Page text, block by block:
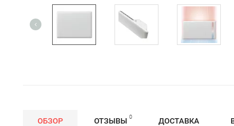
ОБЗОР ОТЗЫВЫ 0 ДОСТАВКА